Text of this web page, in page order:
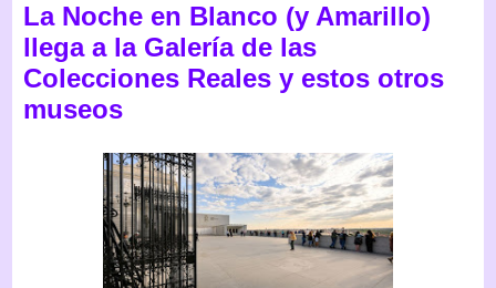
La Noche en Blanco (y Amarillo)
llega a la Galería de las
Colecciones Reales y estos otros
museos